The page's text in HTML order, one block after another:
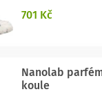
701 Kč
Nanolab
koule